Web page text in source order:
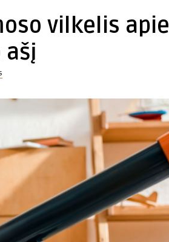
vilkelis apie